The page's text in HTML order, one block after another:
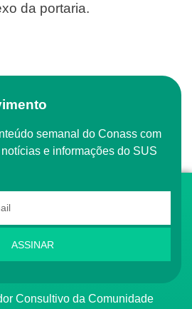
da portaria.
e informações do SUS
ASSINAR